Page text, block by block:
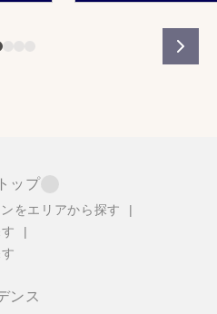
ップ
をエリアから探す
ンス